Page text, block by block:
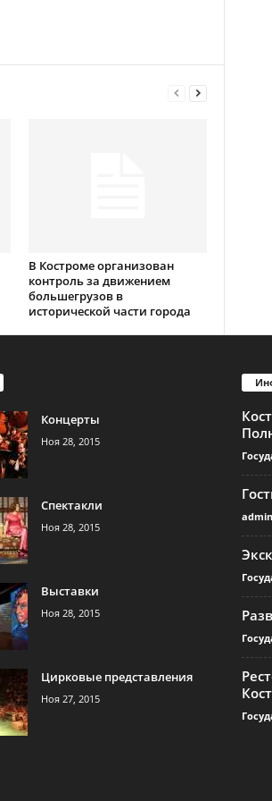
В Костроме организован
контроль за движением
большегрузов в
исторической части города
Концерты
Ноя 28, 2015
Спектакли
Ноя 28, 2015
Выставки
Ноя 28, 2015
Цирковые представления
Ноя 27, 2015
admin